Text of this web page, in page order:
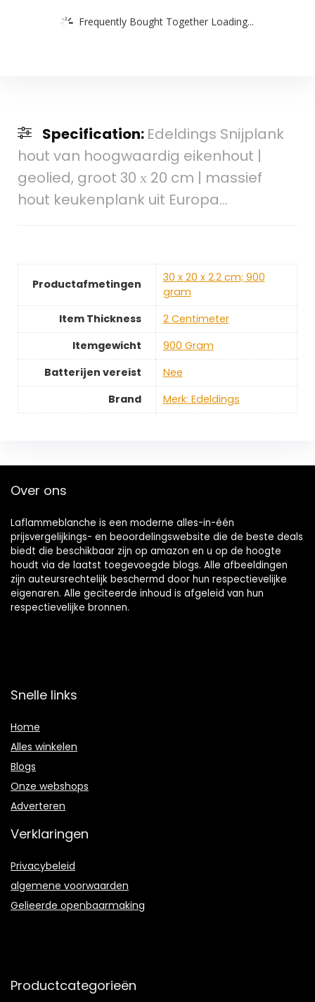
Frequently Bought Together Loading...
Specification: Edeldings Snijplank
hout van hoogwaardig eikenhout |
geolied, groot 30 х 20 cm | massief
hout keukenplank uit Europa…
Productafmetingen
‎30 x 20 x 2.2 cm; 900
gram
Item Thickness
‎2 Centimeter
Itemgewicht
‎900 Gram
Batterijen vereist
‎Nee
Brand
Merk: Edeldings
Over ons
Laflammeblanche is een moderne alles-in-één
prijsvergelijkings- en beoordelingswebsite die de beste deals
biedt die beschikbaar zijn op amazon en u op de hoogte
houdt via de laatst toegevoegde blogs. Alle afbeeldingen
zijn auteursrechtelijk beschermd door hun respectievelijke
eigenaren. Alle geciteerde inhoud is afgeleid van hun
respectievelijke bronnen.
Snelle links
Home
Alles winkelen
Blogs
Onze webshops
Adverteren
Verklaringen
Privacybeleid
algemene voorwaarden
Gelieerde openbaarmaking
Productcategorieën